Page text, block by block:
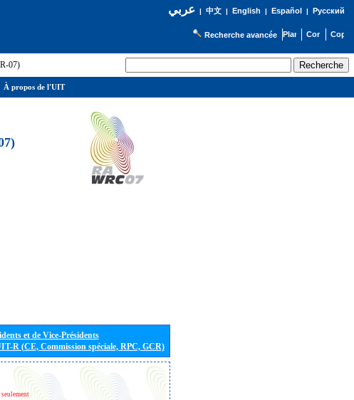
عربي| 中文| English | Español | Русский
Recherche avancée
07)
et de Vice-Présidents
R (CE, Commission spéciale, RPC, GCR)
À propos de l'UIT